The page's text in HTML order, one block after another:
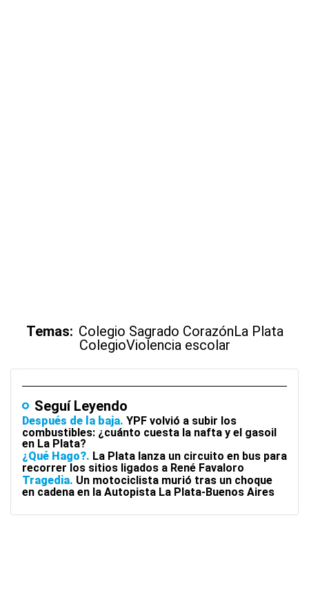
Temas: Colegio Sagrado CorazónLa Plata
ColegioViolencia escolar
Seguí Leyendo
Después de la baja YPF volvió a subir los
combustibles: ¿cuánto cuesta la nafta y el gasoil
en La Plata?
¿Qué Hago? La Plata lanza un circuito en bus para
recorrer los sitios ligados a René Favaloro
Tragedia Un motociclista murió tras un choque
en cadena en la Autopista La Plata-Buenos Aires